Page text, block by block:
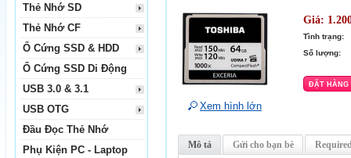
Xem hình lớn
Giá:
Tình trạng:
Số lượng:
Mô tả Gửi cho bạn bè
Thẻ Nhớ SD
Thẻ Nhớ CF
Ổ Cứng SSD & HDD
Ổ Cứng SSD Di Động
USB 3.0 & 3.1
USB OTG
Đầu Đọc Thẻ Nhớ
Phụ Kiện PC - Laptop